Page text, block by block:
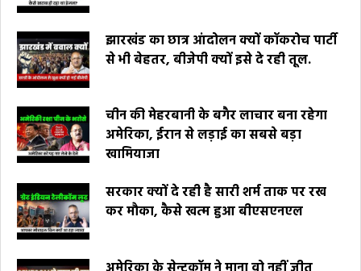
झारखंड का छात्र आंदोलन क्यों कॉकरोच पार्टी
से भी बेहतर, बीजेपी क्यों इसे दे रही तूल.
चीन की मेहरबानी के बगैर लाचार बना रहेगा
अमेरिका, ईरान से लड़ाई का सबसे बड़ा
खामियाजा
सरकार क्यों दे रही है सारी शर्म ताक पर रख
कर मौका, कैसे खत्म हुआ बीएसएनएल